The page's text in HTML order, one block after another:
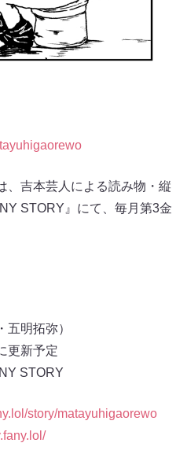
、吉本芸人による読み物・縦
STORY』にて、毎月第3金
明拓弥）
更新予定
STORY
story/matayuhigaorewo